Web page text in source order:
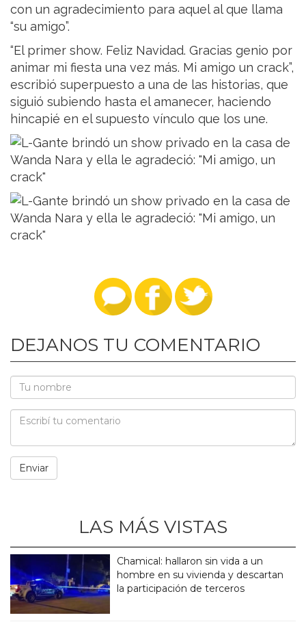
con un agradecimiento para aquel al que llama
“su amigo”.
“El primer show. Feliz Navidad. Gracias genio por
animar mi fiesta una vez más. Mi amigo un crack”,
escribió superpuesto a una de las historias, que
siguió subiendo hasta el amanecer, haciendo
hincapié en el supuesto vínculo que los une.
DEJANOS TU COMENTARIO
LAS MÁS VISTAS
Chamical: hallaron sin vida a un
hombre en su vivienda y descartan
la participación de terceros